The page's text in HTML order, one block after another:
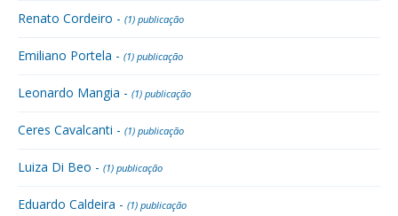
Renato Cordeiro - (1) publicação
Emiliano Portela - (1) publicação
Leonardo Mangia - (1) publicação
Ceres Cavalcanti - (1) publicação
Luiza Di Beo - (1) publicação
Eduardo Caldeira - (1) publicação